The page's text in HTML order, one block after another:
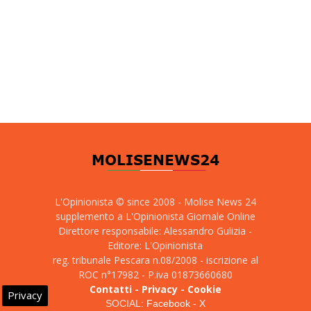
L'Opinionista © since 2008 - Molise News 24
supplemento a L'Opinionista Giornale Online
Direttore responsabile: Alessandro Gulizia -
Editore: L'Opinionista
reg. tribunale Pescara n.08/2008 - iscrizione al
ROC n°17982 - P.iva 01873660680
Contatti- Privacy- Cookie
SOCIAL: Facebook- X
Privacy